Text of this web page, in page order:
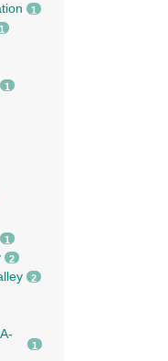
1
1
1
1
2
2
1